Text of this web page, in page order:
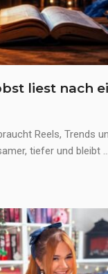
liest nach
Reels, Trends
tiefer und bleibt ...